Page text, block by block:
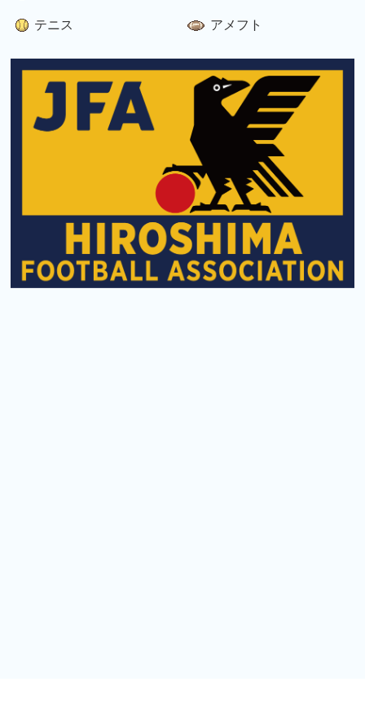
テニス アメフト